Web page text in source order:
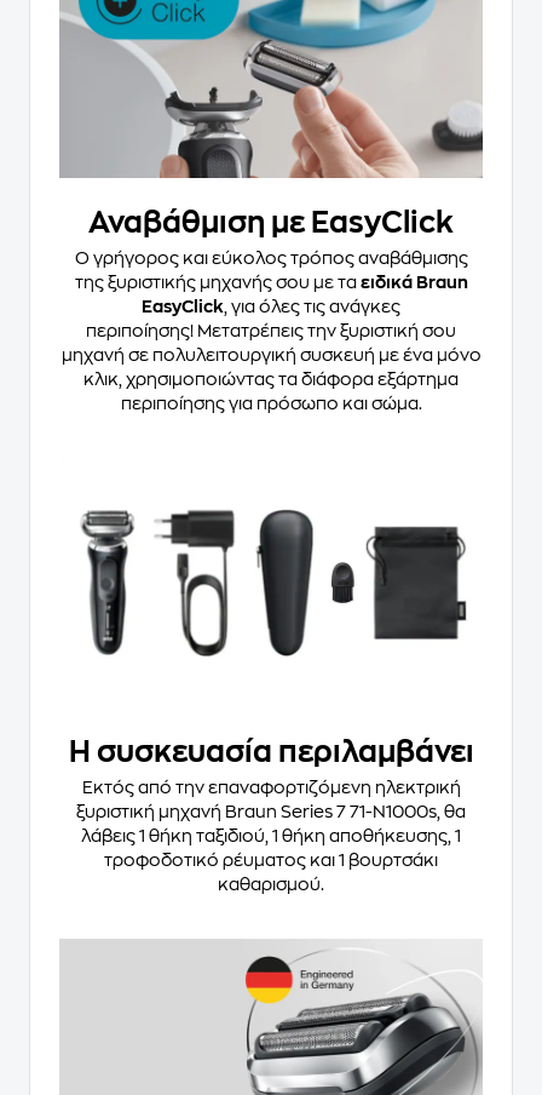
Αναβάθμιση με EasyClick
Ο γρήγορος και εύκολος τρόπος αναβάθμισης
της ξυριστικής μηχανής σου με τα ειδικά Braun
EasyClick , για όλες τις ανάγκες
περιποίησης! Μετατρέπεις την ξυριστική σου
μηχανή σε πολυλειτουργική συσκευή με ένα μόνο
κλικ, χρησιμοποιώντας τα διάφορα εξάρτημα
περιποίησης για πρόσωπο και σώμα.
Η συσκευασία περιλαμβάνει
Εκτός από την επαναφορτιζόμενη ηλεκτρική
ξυριστική μηχανή Braun Series 7 71-N1000s, θα
λάβεις 1 θήκη ταξιδιού, 1 θήκη αποθήκευσης, 1
τροφοδοτικό ρέυματος και 1 βουρτσάκι
καθαρισμού.